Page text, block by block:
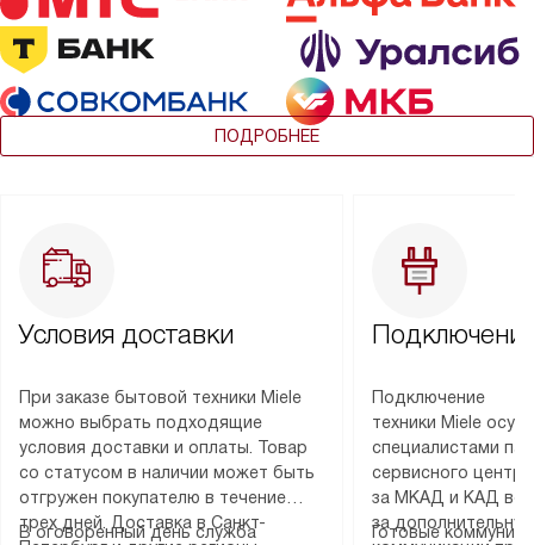
ПОДРОБНЕЕ
Условия доставки
При заказе бытовой техники Miele
можно выбрать подходящие
условия доставки и оплаты. Товар
со статусом в наличии может быть
отгружен покупателю в течение
трех дней. Доставка в Санкт-
В оговоренный день служба
Подключение
техники Miele
специалистами
сервисного
за МКАД и КАД
за
Готовые